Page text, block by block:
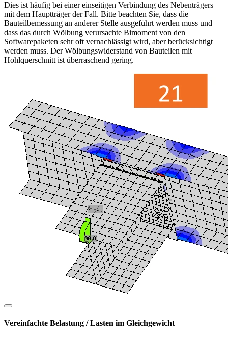
Dies ist häufig bei einer einseitigen Verbindung des Nebenträgers
mit dem Hauptträger der Fall. Bitte beachten Sie, dass die
Bauteilbemessung an anderer Stelle ausgeführt werden muss und
dass das durch Wölbung verursachte Bimoment von den
Softwarepaketen sehr oft vernachlässigt wird, aber berücksichtigt
werden muss. Der Wölbungswiderstand von Bauteilen mit
Hohlquerschnitt ist überraschend gering.
Vereinfachte Belastung / Lasten im Gleichgewicht